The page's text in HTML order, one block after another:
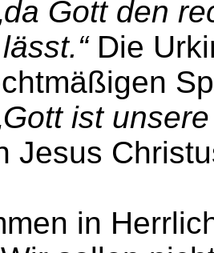
Gott den
Die
ist
Jesus
in